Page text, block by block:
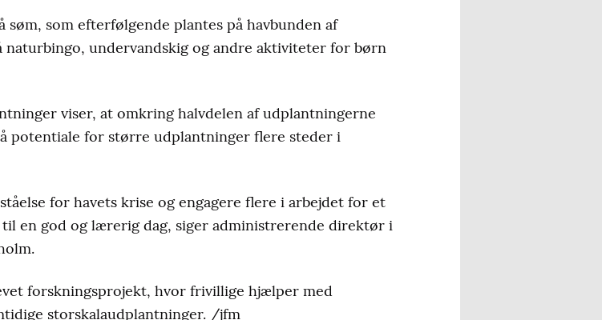
søm, som efterfølgende plantes på havbunden af
naturbingo, undervandskig og andre aktiviteter for børn
viser, at omkring halvdelen af udplantningerne
potentiale for større udplantninger flere steder i
for havets krise og engagere flere i arbejdet for et
til en god og lærerig dag, siger administrerende direktør i
forskningsprojekt, hvor frivillige hjælper med
storskalaudplantninger. /jfm